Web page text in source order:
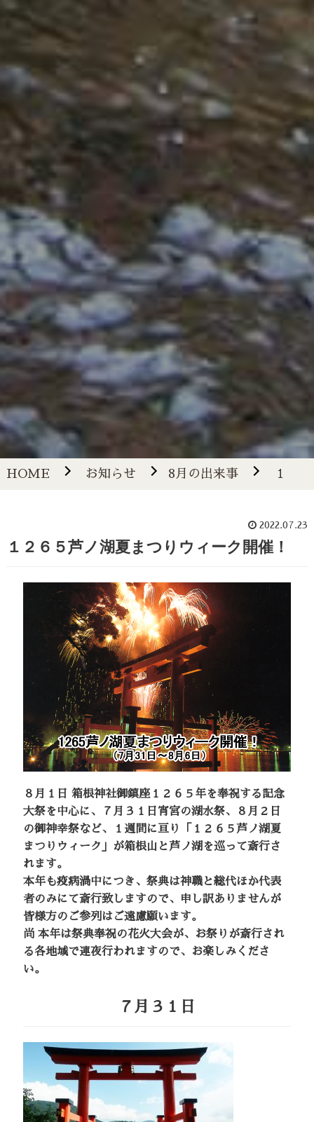
HOME お知らせ 8月の出来事 １２
2022.07.23
１２６５芦ノ湖夏まつりウィーク開催！
８月１日 箱根神社御鎮座１２６５年を奉祝する記念
大祭を中心に、７月３１日宵宮の湖水祭、８月２日
の御神幸祭など、１週間に亘り「１２６５芦ノ湖夏
まつりウィーク」が箱根山と芦ノ湖を巡って斎行さ
れます。
本年も疫病渦中につき、祭典は神職と総代ほか代表
者のみにて斎行致しますので、申し訳ありませんが
皆様方のご参列はご遠慮願います。
尚 本年は祭典奉祝の花火大会が、お祭りが斎行され
る各地域で連夜行われますので、お楽しみくださ
い。
７月３１日